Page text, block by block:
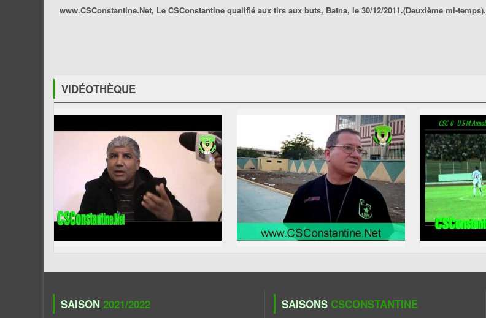
www.CSConstantine.Net, Le CSConstantine qualifié aux tirs aux buts, Batna, le 30/12/2011.(Deuxième mi-temps).
VIDÉOTHÈQUE
SAISON 2021/2022 SAISONS CSCONSTANTINE